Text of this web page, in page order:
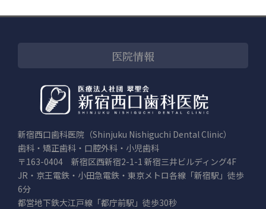
医院情報
新宿西口歯科医院（Shinjuku Nishiguchi Dental Clinic）
歯科・矯正歯科・口腔外科・小児歯科
〒163-0404 新宿区西新宿2-1-1 新宿三井ビルディング4F
JR・京王電鉄・小田急電鉄・東京メトロ各線「新宿駅」徒歩
6分
都営地下鉄大江戸線「都庁前駅」徒歩30秒